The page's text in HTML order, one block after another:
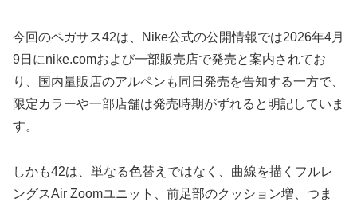
今回のペガサス42は、Nike公式の公開情報では2026年4月
9日にnike.comおよび一部販売店で発売と案内されてお
り、国内量販店のアルペンも同日発売を告知する一方で、
限定カラーや一部店舗は発売時期がずれると明記していま
す。
しかも42は、単なる色替えではなく、曲線を描くフルレ
ングスAir Zoomユニット、前足部のクッション増、つま